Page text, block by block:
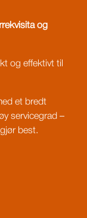
og
og effektivt til
et bredt
servicegrad –
best.